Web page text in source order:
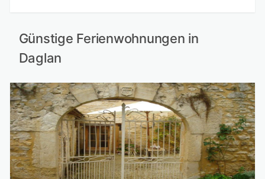
Günstige Ferienwohnungen in
Daglan